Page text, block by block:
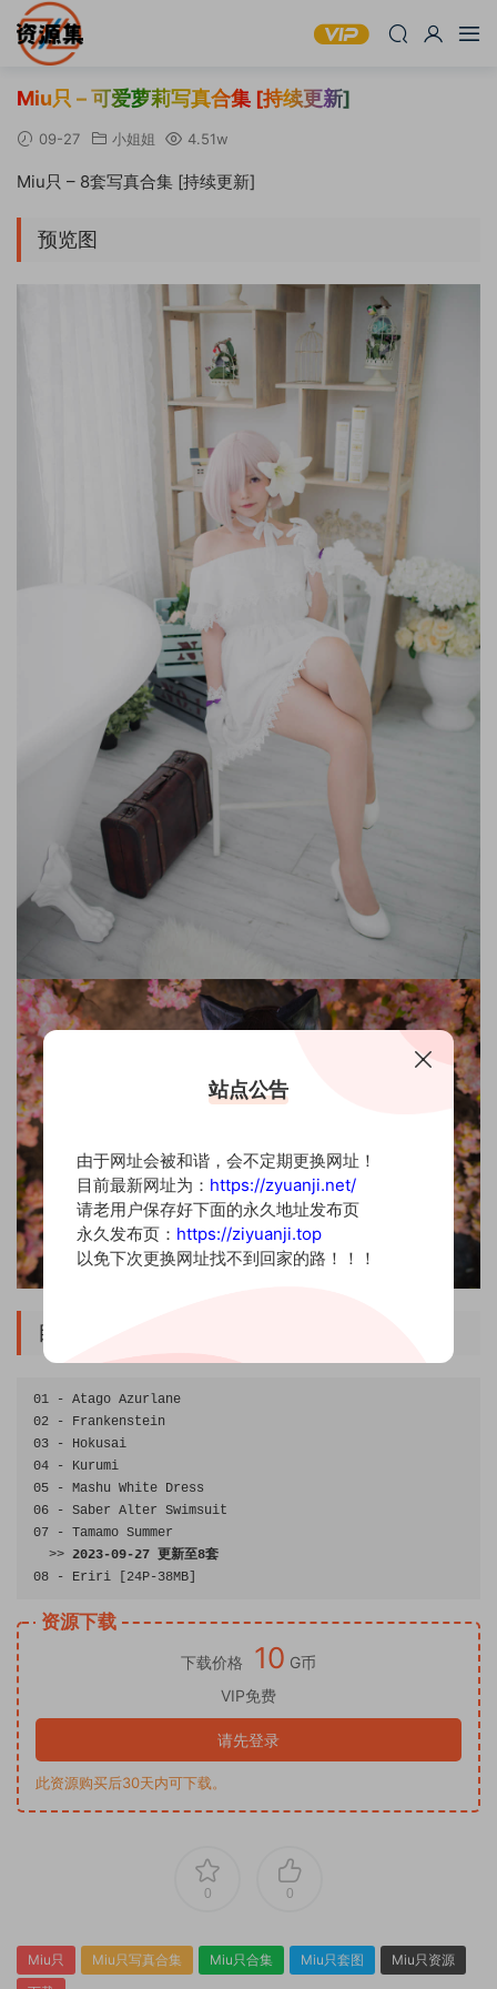
Miu只 – 可爱萝莉写真合集 [持续更新]
09-27 小姐姐 4.51w
Miu只 – 8套写真合集 [持续更新]
预览图
目录
01 - Atago Azurlane
02
-
Frankenstein
03
-
Hokusai
04
-
Kurumi
05
- Mashu White Dress
06
- Saber Alter Swimsuit
07
- Tamamo Summer
>> 2023-09-27 更新至8套
08
- Eriri [24P-38MB]
资源下载
下载价格 10 G币
VIP免费
请先登录
此资源购买后30天内可下载。
0 0
Miu只 Miu只写真合集 Miu只合集 Miu只套图
Miu只资源
站点公告
由于网址会被和谐，会不定期更换网址！
目前最新网址为： https://zyuanji.net/
请老用户保存好下面的永久地址发布页
永久发布页： https://ziyuanji.top
以免下次更换网址找不到回家的路！！！